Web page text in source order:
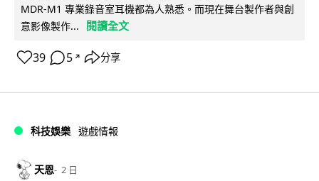
MDR-M1 專業錄音室耳機都為人熟悉。而現在舞台製作者與創
意影像製作...
閱讀全文
39 5 ↗ 分享
科技娛樂 遊戲情報
天恩 2 日